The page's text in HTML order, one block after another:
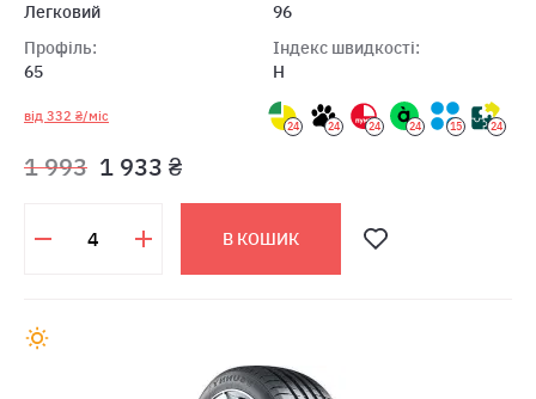
Легковий
Профіль:
65
96
Індекс швидкості:
H
від 332 ₴/міс
24 24 24 24 15 24
1 993 1 933 ₴
В КОШИК